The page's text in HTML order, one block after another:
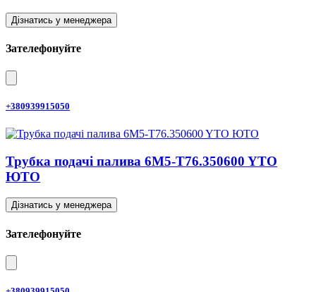
Дізнатись у менеджера
Зателефонуйте
+380939915050
Трубка подачі палива 6M5-T76.350600 YTO
ЮТО
Дізнатись у менеджера
Зателефонуйте